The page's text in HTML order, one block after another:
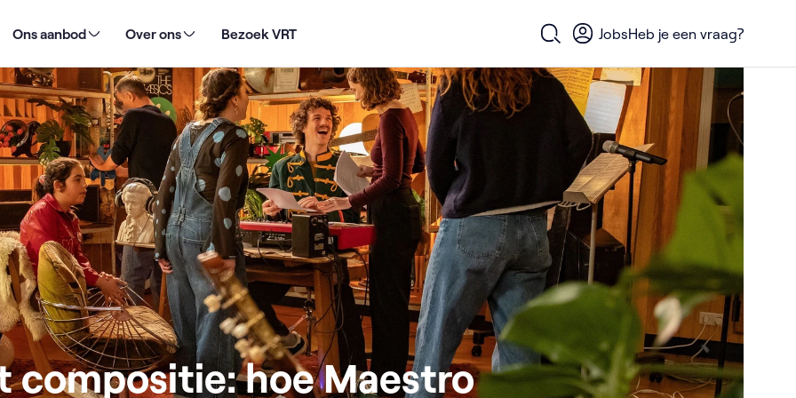
Ons aanbod Over ons Bezoek VRT
Open zoekformulier
JobsHeb je een vraag?
hoe Maestro Fortissimo kinderen laat luisteren naar klassieke muziek
compositie: hoe Maestro